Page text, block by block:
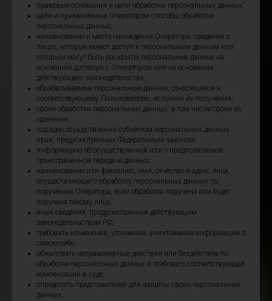
правовые основания и цели обработки персональных данных;
цели и применяемые Оператором способы обработки
персональных данных;
наименование и место нахождения Оператора, сведения о
лицах, которые имеют доступ к персональным данным или
которым могут быть раскрыты персональные данные на
основании договора с Оператором или на основании
действующего законодательства;
обрабатываемые персональные данные, относящиеся к
соответствующему Пользователю, источник их получения;
сроки обработки персональных данных, в том числе сроки их
хранения;
порядок осуществления субъектом персональных данных
прав, предусмотренных Федеральным законом;
информацию об осуществленной или о предполагаемой
трансграничной передаче данных;
наименование или фамилию, имя, отчество и адрес лица,
осуществляющего обработку персональных данных по
поручению Оператора, если обработка поручена или будет
поручена такому лицу;
иные сведения, предусмотренные действующим
законодательством РФ;
требовать изменения, уточнения, уничтожения информации о
самом себе;
обжаловать неправомерные действия или бездействие по
обработке персональных данных и требовать соответствующей
компенсации в суде;
определять представителей для защиты своих персональных
данных;